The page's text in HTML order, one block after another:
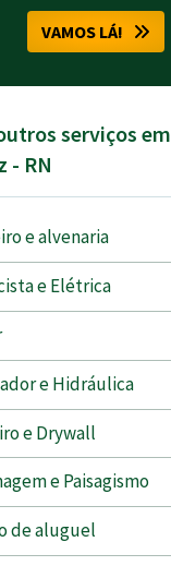
VAMOS LÁ!
serviços em
- RN
e alvenaria
e Elétrica
e Hidráulica
e Drywall
e Paisagismo
de aluguel